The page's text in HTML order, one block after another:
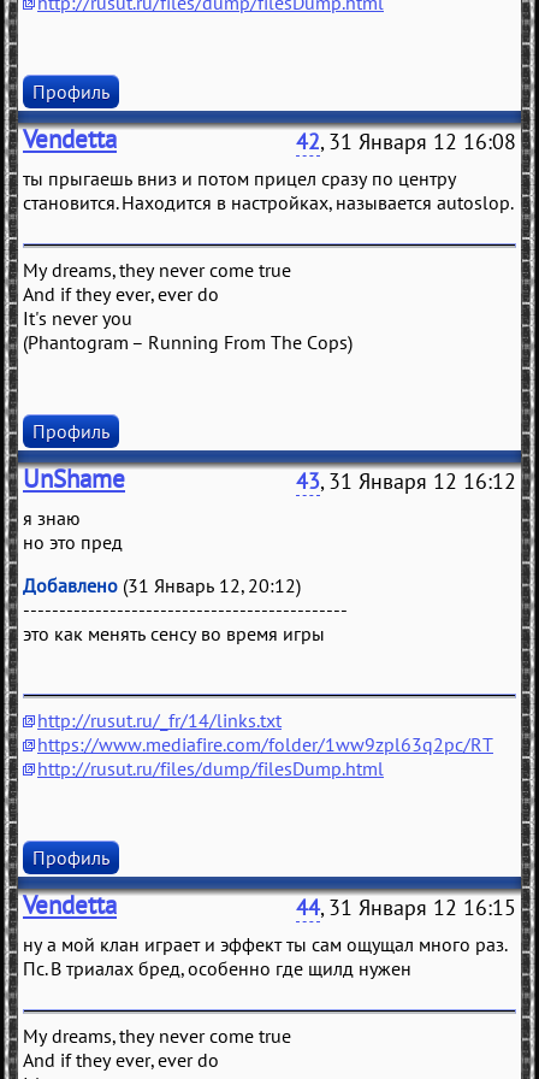
Профиль
Vendetta 42, 31 Января 12 16:08
ты прыгаешь вниз и потом прицел сразу по центру
становится. Находится в настройках, называется autoslop.
My dreams, they never come true
And if they ever, ever do
It's never you
(Phantogram – Running From The Cops)
Профиль
UnShame 43, 31 Января 12 16:12
я знаю
но это пред
Добавлено (31 Январь 12, 20:12)
---------------------------------------------
это как менять сенсу во время игры
http://rusut.ru/_fr/14/links.txt
https://www.mediafire.com/folder/1ww9zpl63q2pc/RT
http://rusut.ru/files/dump/filesDump.html
Профиль
Vendetta 44, 31 Января 12 16:15
ну а мой клан играет и эффект ты сам ощущал много раз.
Пс. В триалах бред, особенно где щилд нужен
My dreams, they never come true
And if they ever, ever do